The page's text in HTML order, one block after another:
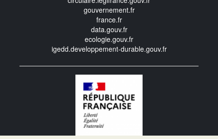
gouvernement.fr
france.fr
data.gouv.fr
ecologie.gouv.fr
igedd.developpement-durable.gouv.fr